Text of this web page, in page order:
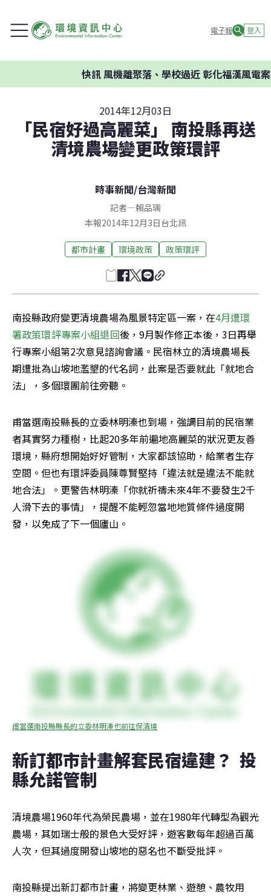
電子報 登入
快訊風機離聚落、學校過近 彰化福漢風電案環
2014年12月03日
「民宿好過高麗菜」 南投縣再送
清境農場變更政策環評
時事新聞/台灣新聞
記者—賴品瑀
本報2014年12月3日台北訊
都市計畫 環境政策 政策環評
南投縣政府變更清境農場為風景特定區一案，在4月遭環
署政策環評專案小組退回後，9月製作修正本後，3日再舉
行專案小組第2次意見諮詢會議。民宿林立的清境農場長
期遭批為山坡地濫墾的代名詞，此案是否要就此「就地合
法」，多個環團前往旁聽。
甫當選南投縣長的立委林明溱也到場，強調目前的民宿業
者其實努力種樹，比起20多年前遍地高麗菜的狀況更友善
環境，縣府想開始好好管制，大家都該協助，給業者生存
空間。但也有環評委員陳尊賢堅持「違法就是違法不能就
地合法」。更警告林明溱「你就祈禱未來4年不要發生2千
人滑下去的事情」，提醒不能輕忽當地地質條件過度開
發，以免成了下一個廬山。
甫當選南投縣縣長的立委林明溱也前往保清境
新訂都市計畫解套民宿違建？  投
縣允諾管制
清境農場1960年代為榮民農場，並在1980年代轉型為觀光
農場，其如瑞士般的景色大受好評，遊客數每年超過百萬
人次，但其過度開發山坡地的惡名也不斷受批評。
南投縣提出新訂都市計畫，將變更林業、遊憩、農牧用